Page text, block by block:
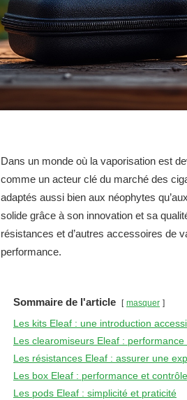
Dans un monde où la vaporisation est
comme un acteur clé du marché des
adaptés aussi bien aux néophytes
solide grâce à son innovation et sa
résistances et d’autres accessoires de
performance.
Sommaire de l'article masquer
Les kits Eleaf : une introduction
Les clearomiseurs Eleaf : performance
Les résistances Eleaf : assurer une
Les box Eleaf : performance et
Les pods Eleaf : simplicité et praticité